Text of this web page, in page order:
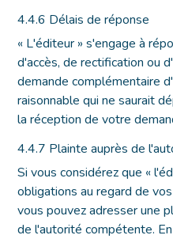
4.4.6 Délais de réponse
« L'éditeur » s'engage à
d'accès, de rectification ou
demande complémentaire
raisonnable qui ne saurait
la réception de votre
4.4.7 Plainte auprès de
Si vous considérez que «
obligations au regard de
vous pouvez adresser une
de l'autorité compétente.